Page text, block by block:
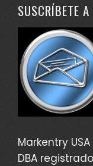
SUSCRÍBETE
Markentry
DBA